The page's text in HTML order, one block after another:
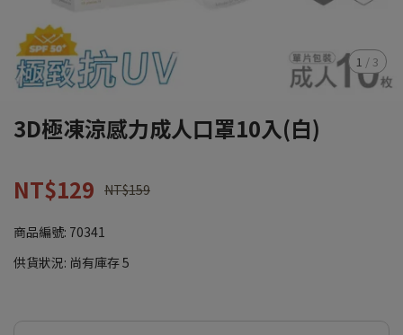
1 / 3
3D極凍涼感力成人口罩10入(白)
NT$129 NT$159
商品編號: 70341
供貨狀況: 尚有庫存 5